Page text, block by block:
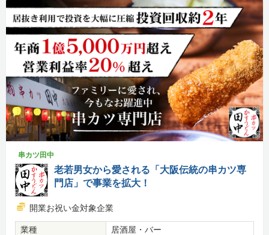
串カツ田中
老若男女から愛される「大阪伝統の串カツ専
門店」で事業を拡大！
開業お祝い金対象企業
業種
居酒屋・バー